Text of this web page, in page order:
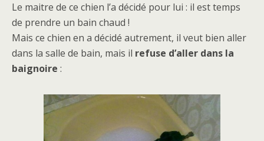
Le maitre de ce chien l’a décidé pour lui : il est temps
de prendre un bain chaud !
Mais ce chien en a décidé autrement, il veut bien aller
dans la salle de bain, mais il refuse d’aller dans la
baignoire :